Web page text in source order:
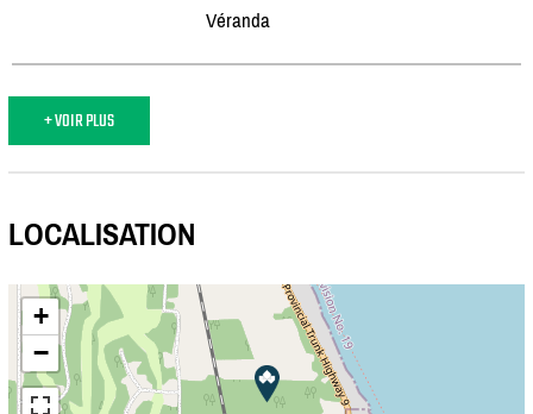
Véranda
+ VOIR PLUS
LOCALISATION
+
−